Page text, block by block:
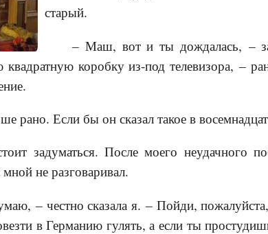
старый.
– Маш, вот и ты дождалась, –
коробку из-под телевизора, –
рано. Если бы он сказал такое в
задуматься. После моего неудачного
не разговаривал.
– честно сказала я. – Пойди, пожалуйста,
в Германию гулять, а если ты